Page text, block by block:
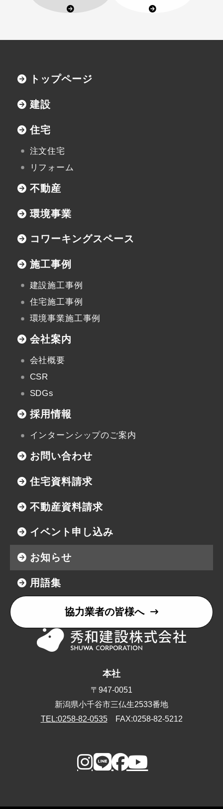
CSR
イベント申し込み
お知らせ
用語集
協力業者の皆様へ
〒947-0051
新潟県小千谷市三仏生2533番地
トップページ
建設
住宅
注文住宅
リフォーム
不動産
環境事業
コワーキングスペース
施工事例
建設施工事例
住宅施工事例
環境事業施工事例
会社案内
会社概要
CSR
SDGs
採用情報
インターンシップのご案内
お問い合わせ
住宅資料請求
不動産資料請求
イベント申し込み
お知らせ
用語集
協力業者の皆様へ
本社
〒947-0051
新潟県小千谷市三仏生2533番地
TEL:0258-82-0535FAX:0258-82-5212